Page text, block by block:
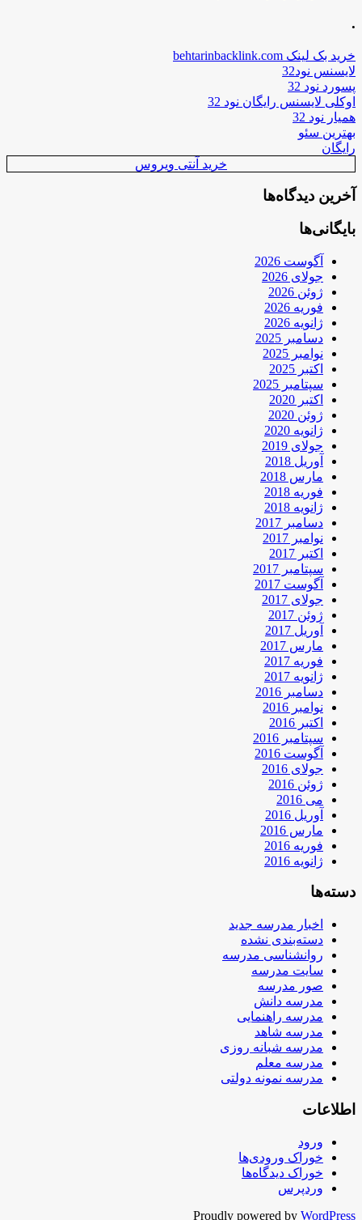
.
خرید بک لینک behtarinbacklink.com
لایسنس نود32
پسورد نود 32
اوکلی لایسنس رایگان نود 32
همیار نود 32
بهترین سئو
رایگان
خرید آنتی ویروس
آخرین دیدگاه‌ها
بایگانی‌ها
آگوست 2026
جولای 2026
ژوئن 2026
فوریه 2026
ژانویه 2026
دسامبر 2025
نوامبر 2025
اکتبر 2025
سپتامبر 2025
اکتبر 2020
ژوئن 2020
ژانویه 2020
جولای 2019
آوریل 2018
مارس 2018
فوریه 2018
ژانویه 2018
دسامبر 2017
نوامبر 2017
اکتبر 2017
سپتامبر 2017
آگوست 2017
جولای 2017
ژوئن 2017
آوریل 2017
مارس 2017
فوریه 2017
ژانویه 2017
دسامبر 2016
نوامبر 2016
اکتبر 2016
سپتامبر 2016
آگوست 2016
جولای 2016
ژوئن 2016
می 2016
آوریل 2016
مارس 2016
فوریه 2016
ژانویه 2016
دسته‌ها
اخبار مدرسه جدید
دسته‌بندی نشده
روانشناسی مدرسه
سایت مدرسه
صور مدرسه
مدرسه دانش
مدرسه راهنمایی
مدرسه شاهد
مدرسه شبانه روزی
مدرسه معلم
مدرسه نمونه دولتی
اطلاعات
ورود
خوراک ورودی‌ها
خوراک دیدگاه‌ها
وردپرس
Proudly powered by WordPress